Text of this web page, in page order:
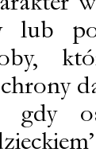
lub
gdy